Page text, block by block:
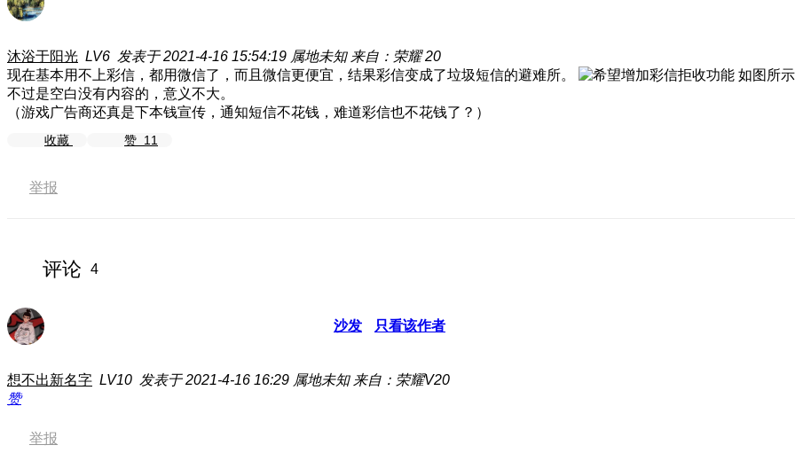
沐浴于阳光 LV6 发表于 2021-4-16 15:54:19 属地未知 来自：荣耀 20
现在基本用不上彩信，都用微信了，而且微信更便宜，结果彩信变成了垃圾短信的避难所。
如图所
不过是空白没有内容的，意义不大。
（游戏广告商还真是下本钱宣传，通知短信不花钱，难道彩信也不花钱了？）
收藏 赞 11
举报
评论 4
沙发 只看该作者
想不出新名字 LV10 发表于 2021-4-16 16:29 属地未知 来自：荣耀V20
赞
举报